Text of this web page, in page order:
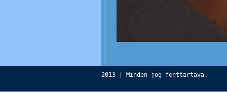
2013 | Minden jog fenttartava.